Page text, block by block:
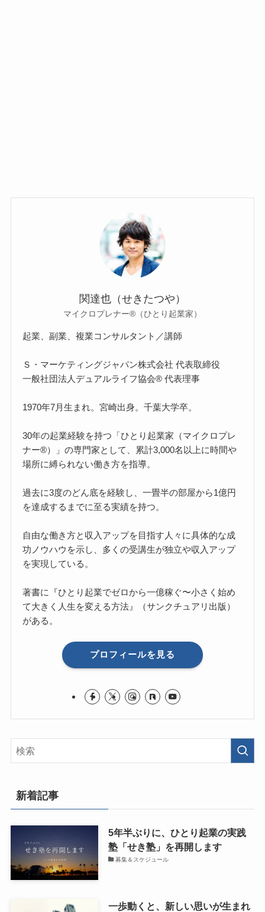
関達也（せきたつや）
マイクロプレナー®（ひとり起業家）
起業、副業、複業コンサルタント／講師
Ｓ・マーケティングジャパン株式会社 代表取締役
一般社団法人デュアルライフ協会® 代表理事
1970年7月生まれ。宮崎出身。千葉大学卒。
30年の起業経験を持つ「ひとり起業家（マイクロプレ
ナー®）」の専門家として、累計3,000名以上に時間や
場所に縛られない働き方を指導。
過去に3度のどん底を経験し、一畳半の部屋から1億円
を達成するまでに至る実績を持つ。
自由な働き方と収入アップを目指す人々に具体的な成
功ノウハウを示し、多くの受講生が独立や収入アップ
を実現している。
著書に『ひとり起業でゼロから一億稼ぐ〜小さく始め
て大きく人生を変える方法』（サンクチュアリ出版）
がある。
プロフィールを見る
新着記事
5年半ぶりに、ひとり起業の実践
塾「せき塾」を再開します
募集＆スケジュール
一歩動くと、新しい思いが生まれ